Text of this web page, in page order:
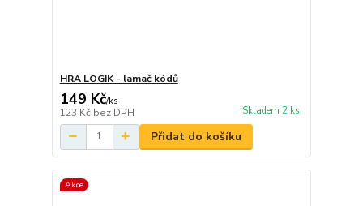
HRA LOGIK - lamač kódů
149 Kč/ks
123 Kč bez DPH Skladem 2 ks
Přidat do košíku
Akce